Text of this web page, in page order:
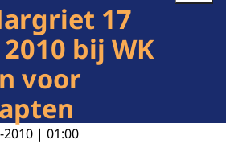
17
bij WK
voor
2010 | 01:00